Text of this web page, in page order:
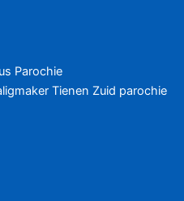
Parochie
Tienen Zuid parochie